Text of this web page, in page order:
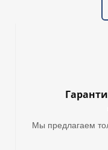
Мы предлагаем